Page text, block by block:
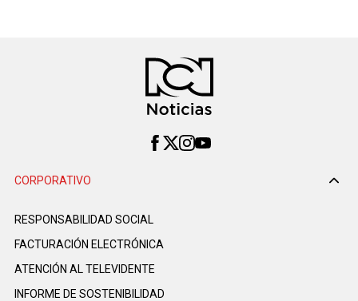
CORPORATIVO
RESPONSABILIDAD SOCIAL
FACTURACIÓN ELECTRÓNICA
ATENCIÓN AL TELEVIDENTE
INFORME DE SOSTENIBILIDAD